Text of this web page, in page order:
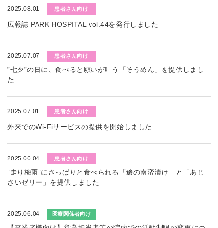
2025.08.01 患者さん向け
広報誌 PARK HOSPITAL vol.44を発行しました
2025.07.07 患者さん向け
”七夕”の日に、食べると願いが叶う「そうめん」を提供しまし
た
2025.07.01 患者さん向け
外来でのWi-Fiサービスの提供を開始しました
2025.06.04 患者さん向け
”走り梅雨”にさっぱりと食べられる「鯵の南蛮漬け」と「あじ
さいゼリー」を提供しました
2025.06.04 医療関係者向け